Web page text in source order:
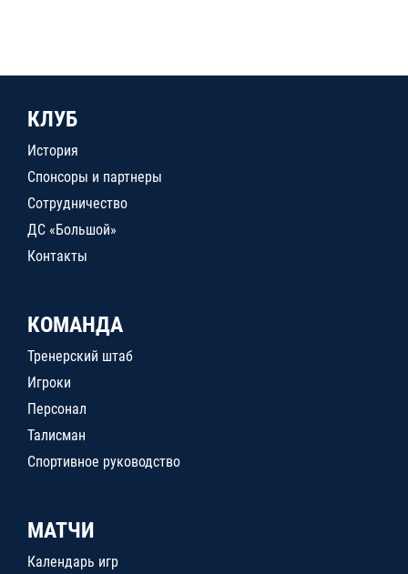
КЛУБ
История
Спонсоры и партнеры
Сотрудничество
ДС «Большой»
Контакты
КОМАНДА
Тренерский штаб
Игроки
Персонал
Талисман
Спортивное руководство
МАТЧИ
Календарь игр